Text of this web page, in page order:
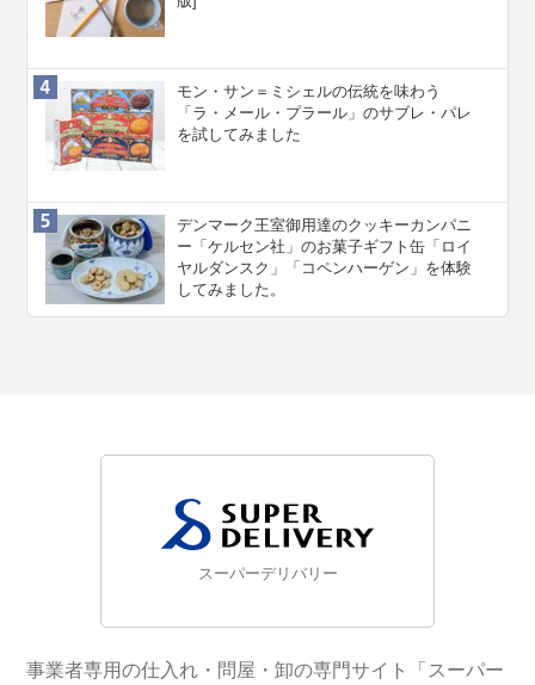
モン・サン＝ミシェルの伝統を味わう
「ラ・メール・プラール」のサブレ・パレ
を試してみました
デンマーク王室御用達のクッキーカンパニ
ー「ケルセン社」のお菓子ギフト缶「ロイ
ヤルダンスク」「コペンハーゲン」を体験
してみました。
スーパーデリバリー
事業者専用の仕入れ・問屋・卸の専門サイト「スーパー